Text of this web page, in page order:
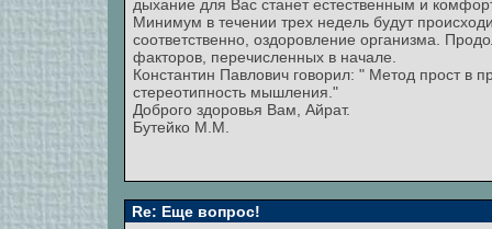
дыхание для Вас станет естественным и
Минимум в течении трех недель будут
соответственно, оздоровление организма.
факторов, перечисленных в начале.
Константин Павлович говорил: " Метод прост в
стереотипность мышления."
Доброго здоровья Вам, Айрат.
Бутейко М.М.
Re: Еще вопрос!